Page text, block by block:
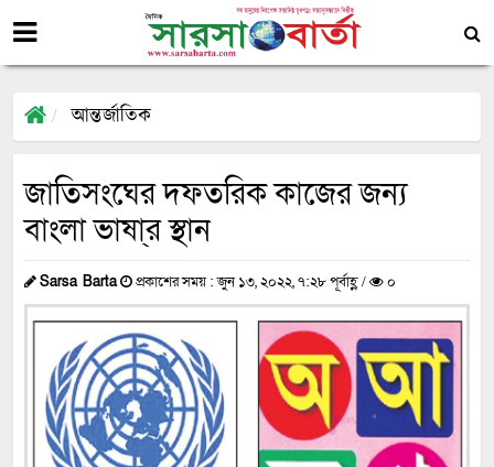
আন্তর্জাতিক
জাতিসংঘের দফতরিক কাজের জন্য
বাংলা ভাষা্র স্থান
Sarsa Barta প্রকাশের সময় : জুন ১৩, ২০২২, ৭:২৮ পূর্বাহ্ণ / ০